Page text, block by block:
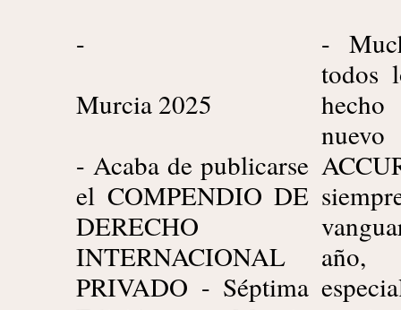
-
Murcia 2025
- Acaba de publicarse
el COMPENDIO DE
DERECHO
INTERNACIONAL
PRIVADO - Séptima
-
todos